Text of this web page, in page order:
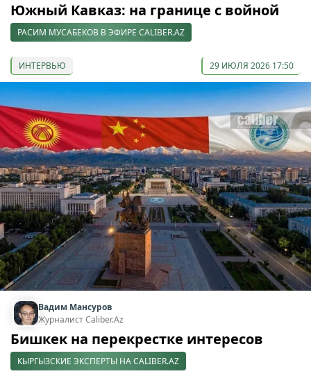
Южный Кавказ: на границе с войной
РАСИМ МУСАБЕКОВ В ЭФИРЕ CALIBER.AZ
ИНТЕРВЬЮ 29 ИЮЛЯ 2026 17:50
Вадим Мансуров
Журналист Caliber.Az
Бишкек на перекрестке интересов
КЫРГЫЗСКИЕ ЭКСПЕРТЫ НА CALIBER.AZ